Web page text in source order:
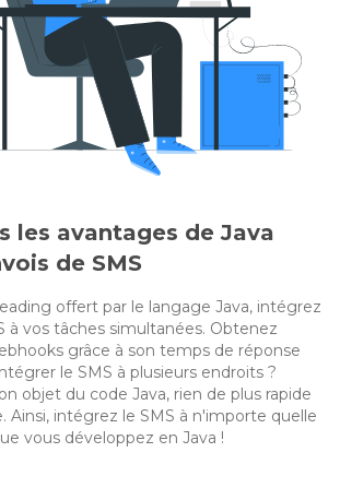
les avantages de Java
de SMS
offert par le langage Java, intégrez
à vos tâches simultanées. Obtenez
grâce à son temps de réponse
le SMS à plusieurs endroits ?
objet du code Java, rien de plus rapide
Ainsi, intégrez le SMS à n'importe quelle
vous développez en Java !